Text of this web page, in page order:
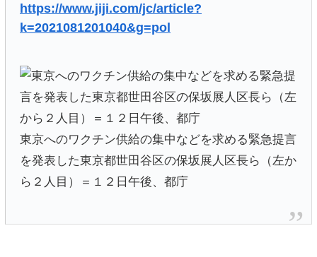
https://www.jiji.com/jc/article?
k=2021081201040&g=pol
東京へのワクチン供給の集中などを求める緊急提言
を発表した東京都世田谷区の保坂展人区長ら（左か
ら２人目）＝１２日午後、都庁